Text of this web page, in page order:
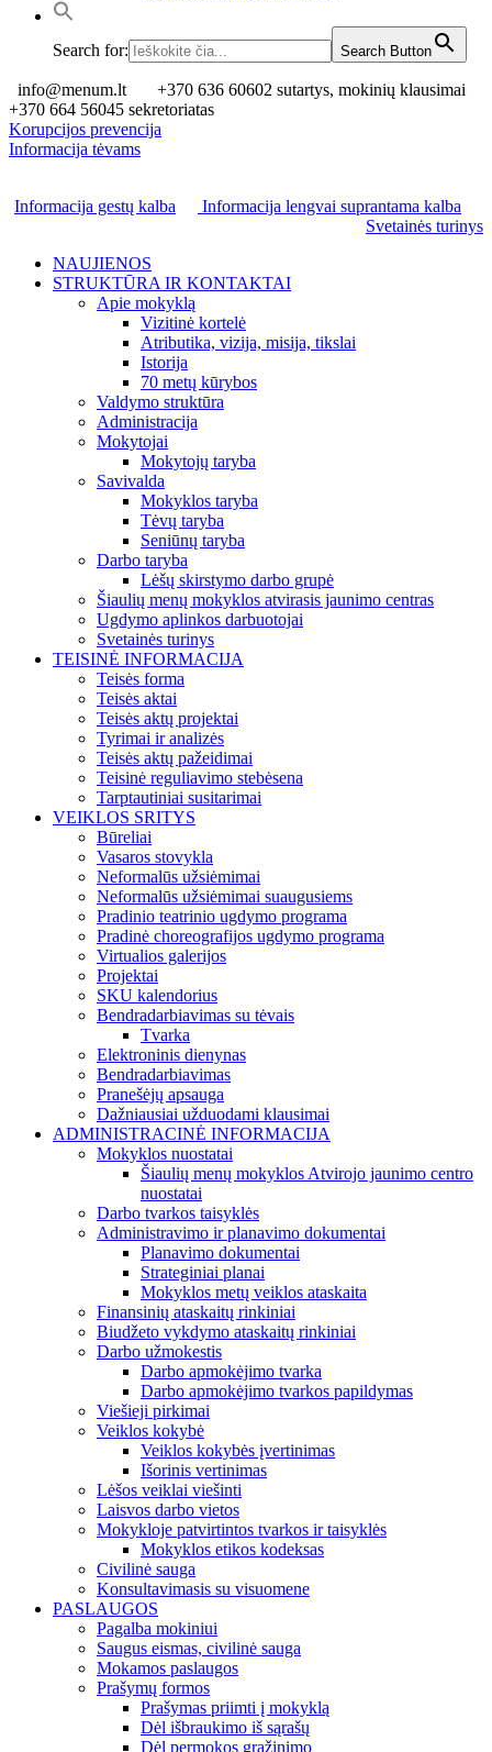
Search for: Search Button
info@menum.lt
+370 636 60602 sutartys, mokinių klausimai
+370 664 56045 sekretoriatas
Korupcijos prevencija
Informacija tėvams
Informacija gestų kalba
Informacija lengvai suprantama kalba
Svetainės turinys
NAUJIENOS
STRUKTŪRA IR KONTAKTAI
Apie mokyklą
Vizitinė kortelė
Atributika, vizija, misija, tikslai
Istorija
70 metų kūrybos
Valdymo struktūra
Administracija
Mokytojai
Mokytojų taryba
Savivalda
Mokyklos taryba
Tėvų taryba
Seniūnų taryba
Darbo taryba
Lėšų skirstymo darbo grupė
Šiaulių menų mokyklos atvirasis jaunimo centras
Ugdymo aplinkos darbuotojai
Svetainės turinys
TEISINĖ INFORMACIJA
Teisės forma
Teisės aktai
Teisės aktų projektai
Tyrimai ir analizės
Teisės aktų pažeidimai
Teisinė reguliavimo stebėsena
Tarptautiniai susitarimai
VEIKLOS SRITYS
Būreliai
Vasaros stovykla
Neformalūs užsiėmimai
Neformalūs užsiėmimai suaugusiems
Pradinio teatrinio ugdymo programa
Pradinė choreografijos ugdymo programa
Virtualios galerijos
Projektai
SKU kalendorius
Bendradarbiavimas su tėvais
Tvarka
Elektroninis dienynas
Bendradarbiavimas
Pranešėjų apsauga
Dažniausiai užduodami klausimai
ADMINISTRACINĖ INFORMACIJA
Mokyklos nuostatai
Šiaulių menų mokyklos Atvirojo jaunimo centro
nuostatai
Darbo tvarkos taisyklės
Administravimo ir planavimo dokumentai
Planavimo dokumentai
Strateginiai planai
Mokyklos metų veiklos ataskaita
Finansinių ataskaitų rinkiniai
Biudžeto vykdymo ataskaitų rinkiniai
Darbo užmokestis
Darbo apmokėjimo tvarka
Darbo apmokėjimo tvarkos papildymas
Viešieji pirkimai
Veiklos kokybė
Veiklos kokybės įvertinimas
Išorinis vertinimas
Lėšos veiklai viešinti
Laisvos darbo vietos
Mokykloje patvirtintos tvarkos ir taisyklės
Mokyklos etikos kodeksas
Civilinė sauga
Konsultavimasis su visuomene
PASLAUGOS
Pagalba mokiniui
Saugus eismas, civilinė sauga
Mokamos paslaugos
Prašymų formos
Prašymas priimti į mokyklą
Dėl išbraukimo iš sąrašų
Dėl permokos grąžinimo